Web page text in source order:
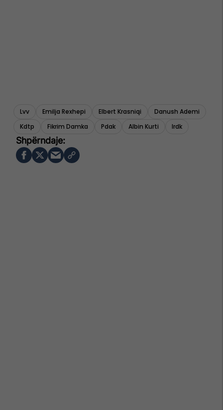
Lvv Emilja Rexhepi Elbert Krasniqi
Danush Ademi
Kdtp
Fikrim Damka Pdak Albin Kurti Irdk